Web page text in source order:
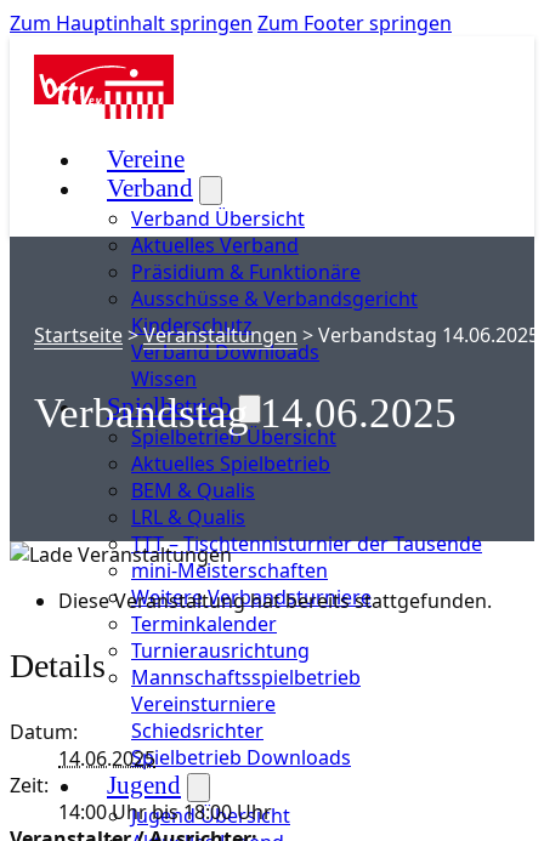
Zum Hauptinhalt springen Zum Footer springen
Vereine
Verband
Verband Übersicht
Aktuelles Verband
Präsidium & Funktionäre
Ausschüsse & Verbandsgericht
Kinderschutz
Verband Downloads
Wissen
Spielbetrieb
Spielbetrieb Übersicht
Aktuelles Spielbetrieb
BEM & Qualis
LRL & Qualis
TTT – Tischtennisturnier der Tausende
mini-Meisterschaften
Weitere Verbandsturniere
Terminkalender
Turnierausrichtung
Mannschaftsspielbetrieb
Vereinsturniere
Schiedsrichter
Spielbetrieb Downloads
Jugend
Jugend Übersicht
Startseite>Veranstaltungen >Verbandstag 14.06.2025
Verbandstag 14.06.2025
Diese Veranstaltung hat bereits stattgefunden.
Details
Datum:
14.06.2025
Zeit:
14:00 Uhr bis 18:00 Uhr